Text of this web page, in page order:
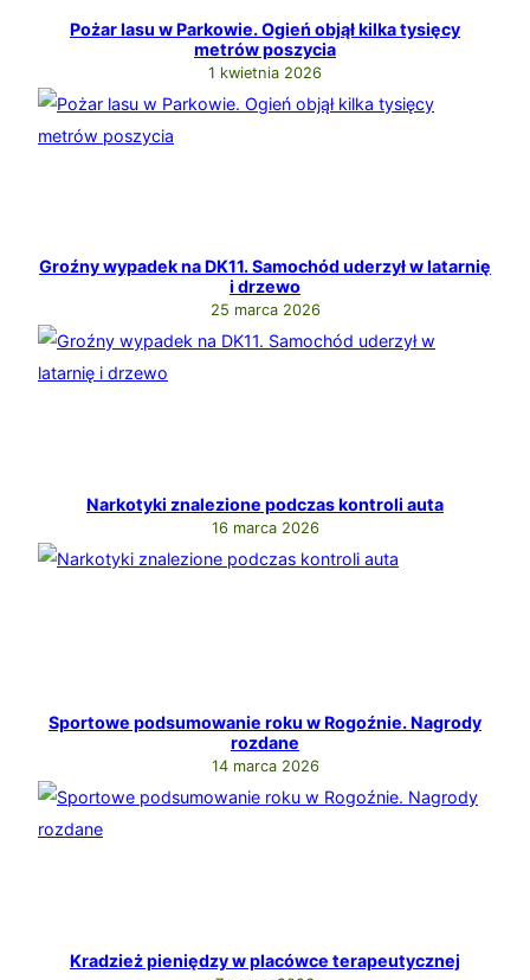
Pożar lasu w Parkowie. Ogień objął kilka tysięcy
metrów poszycia
1 kwietnia 2026
Groźny wypadek na DK11. Samochód uderzył w latarnię
i drzewo
25 marca 2026
Narkotyki znalezione podczas kontroli auta
16 marca 2026
Sportowe podsumowanie roku w Rogoźnie. Nagrody
rozdane
14 marca 2026
Kradzież pieniędzy w placówce terapeutycznej